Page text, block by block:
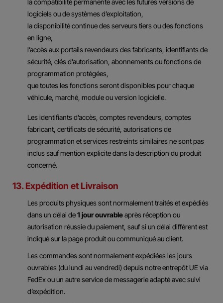
logiciels ou de systèmes d’exploitation,
la disponibilité continue des serveurs tiers ou des fonctions
en ligne,
l’accès aux portails revendeurs des fabricants, identifiants de
sécurité, clés d’autorisation, abonnements ou fonctions de
programmation protégées,
que toutes les fonctions seront disponibles pour chaque
véhicule, marché, module ou version logicielle.
Les identifiants d’accès, comptes revendeurs, comptes
fabricant, certificats de sécurité, autorisations de
programmation et services restreints similaires ne sont pas
inclus sauf mention explicite dans la description du produit
concerné.
13. Expédition et Livraison
Les produits physiques sont normalement traités et expédiés
dans un délai de1 jour ouvrableaprès réception ou
autorisation réussie du paiement, sauf si un délai différent est
indiqué sur la page produit ou communiqué au client.
Les commandes sont normalement expédiées les jours
ouvrables (du lundi au vendredi) depuis notre entrepôt UE via
FedEx ou un autre service de messagerie adapté avec suivi
d’expédition.